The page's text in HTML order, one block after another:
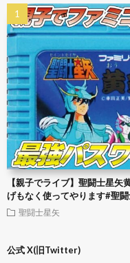
【親子でライブ】聖闘士星
げもなく使ってやります#聖
聖闘士星矢
公式 X(旧Twitter)